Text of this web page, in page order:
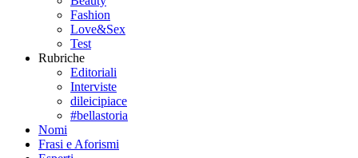
Fashion
Love&Sex
Test
Rubriche
Editoriali
Interviste
dileicipiace
#bellastoria
Nomi
Frasi e Aforismi